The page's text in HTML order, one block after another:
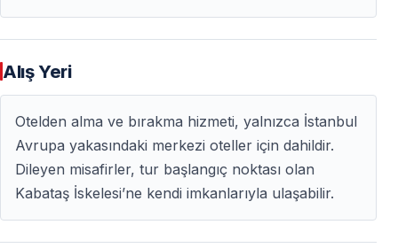
Sıkça Sorulan Sorular (SSS)
Bu tur sadece 14 Şubat’ta mı düzenleniyor?
Bu program Sevgililer Günü’ne özel olarak
hazırlanmıştır. Ancak yıl boyunca farklı tarihlerde
romantik Boğaz akşam yemeği turları da
Alış Yeri
Otelden alma ve bırakma hizmeti, yalnızca İstanbul
Avrupa yakasındaki merkezi oteller için dahildir.
Dileyen misafirler, tur başlangıç noktası olan
Kabataş İskelesi’ne kendi imkanlarıyla ulaşabilir.